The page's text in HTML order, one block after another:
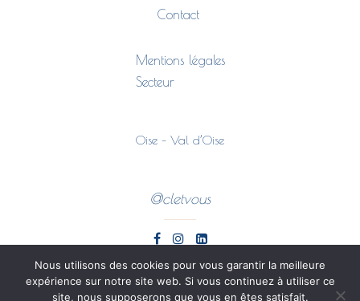
Contact
Mentions légales
Secteur
Oise – Val d’Oise
@cletvous
Nous utilisons des cookies pour vous garantir la meilleure
expérience sur notre site web. Si vous continuez à utiliser ce
site, nous supposerons que vous en êtes satisfait.